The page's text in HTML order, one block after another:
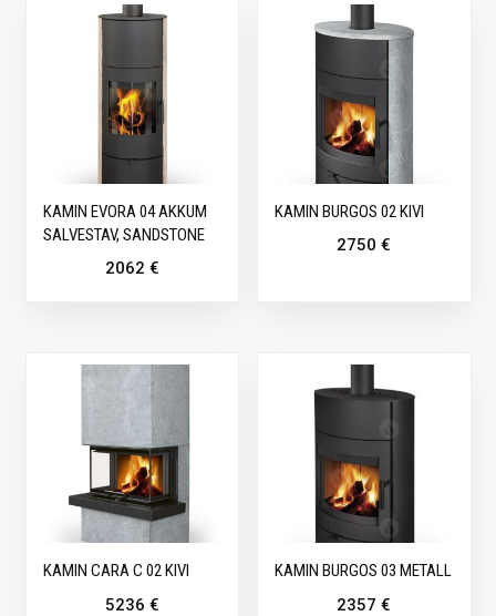
KAMIN EVORA 04 AKKUM
SALVESTAV, SANDSTONE
2062 €
KAMIN BURGOS 02 KIVI
2750€
KAMIN CARA C 02 KIVI
5236 €
KAMIN BURGOS 03 METALL
2357€